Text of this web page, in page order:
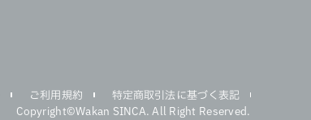
ご利用規約
特定商取引法に基づく表記
Copyright©Wakan SINCA. All Right Reserved.